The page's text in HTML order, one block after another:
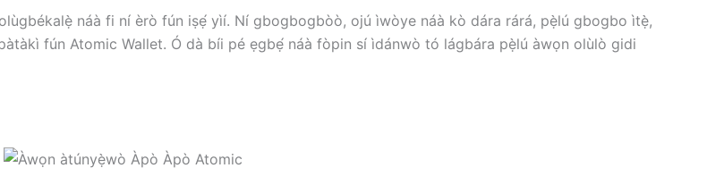
náà fi ní èrò fún iṣẹ́ yìí. Ní gbogbogbòò, ojú ìwòye náà kò dára rárá, pẹ̀lú gbogbo ìtẹ̀,
fún Atomic Wallet. Ó dà bíi pé ẹgbẹ́ náà fòpin sí ìdánwò tó lágbára pẹ̀lú àwọn olùlò gidi